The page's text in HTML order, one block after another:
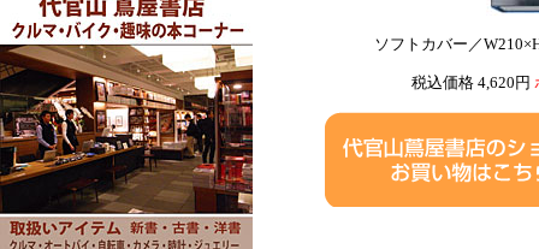
ソフトカバー／
税込価格 4,620円